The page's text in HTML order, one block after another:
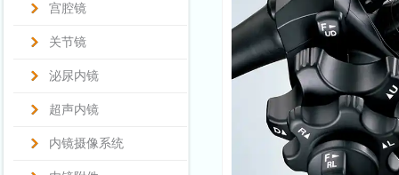
宫腔镜
关节镜
泌尿内镜
超声内镜
内镜摄像系统